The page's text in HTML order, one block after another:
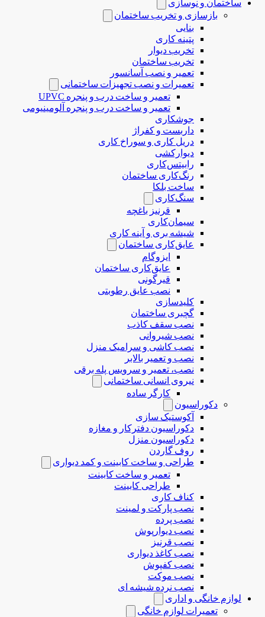
ساختمان و نوسازی
بازسازی و تخریب ساختمان
بنایی
پتینه کاری
تخریب دیوار
تخریب ساختمان
تعمیر و نصب آسانسور
تعمیرات و نصب تجهیزات ساختمانی
تعمیر و ساخت درب و پنجره UPVC
تعمیر و ساخت درب و پنجره آلومینیومی
جوشکاری
داربست و کفراژ
دریل کاری و سوراخ کاری
دیوارکشی
رابیتس‌کاری
رنگ‌کاری ساختمان
ساخت بلکا
سنگ‌کاری
قرنیز باغچه
سیمان‌کاری
شیشه بری و آینه کاری
عایق‌کاری ساختمان
ایزوگام
عایق‌کاری ساختمان
قیرگونی
نصب عایق رطوبتی
کلیدسازی
گچبری ساختمان
نصب سقف کاذب
نصب شیروانی
نصب کاشی و سرامیک منزل
نصب و تعمیر بالابر
نصب، تعمیر و سرویس پله برقی
نیروی انسانی ساختمانی
کارگر ساده
دکوراسیون
آکوستیک سازی
دکوراسیون دفترکار و مغازه
دکوراسیون منزل
روف گاردن
طراحی و ساخت کابینت و کمد دیواری
تعمیر و ساخت کابینت
طراحی کابینت
کناف کاری
نصب پارکت و لمینت
نصب پرده
نصب دیوارپوش
نصب قرنیز
نصب کاغذ دیواری
نصب کفپوش
نصب موکت
نصب نرده شیشه ای
لوازم خانگی و اداری
تعمیرات لوازم خانگی